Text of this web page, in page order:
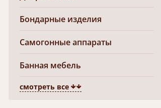
Бондарные изделия
Самогонные аппараты
Банная мебель
смотреть все